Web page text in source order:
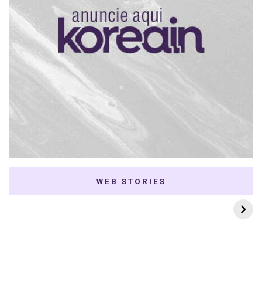
WEB STORIES
7 K-dramas Enemies
to Lovers
Thai Dramas com
First e Khaotung